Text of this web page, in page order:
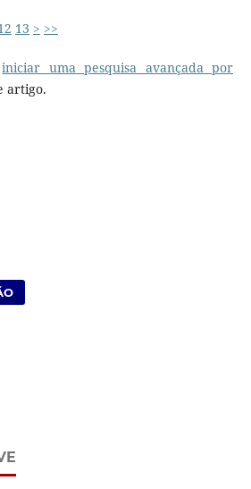
13 > >>
iniciar uma pesquisa avançada por
artigo.